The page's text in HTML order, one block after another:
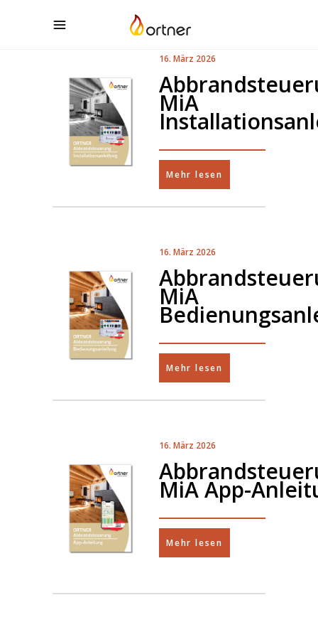
16. März 2026
MiA
Mehr lesen
16. März 2026
MiA
Mehr lesen
16. März 2026
MiA App-
Mehr lesen